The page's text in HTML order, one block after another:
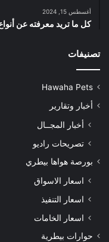
أغسطس 15, 2024
كل ما تريد معرفته عن
تصنيفات
Hawaha Pets
أخبار وتقارير
أخبار المجــال
تصريحات راديو
بورصة هواها بيطري
اسعار الاسواق
اسعار التنفيذ
اسعار الخامات
حوارات بيطرية